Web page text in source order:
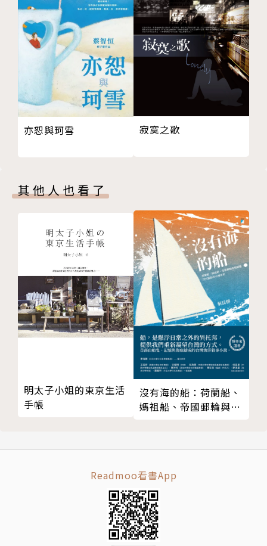
亦恕與珂雪 寂寞之歌
其他人也看了
明太子小姐的東京生活
手帳
沒有海的船：荷蘭船、
媽祖船、帝國郵輪與捕
Readmoo看書App